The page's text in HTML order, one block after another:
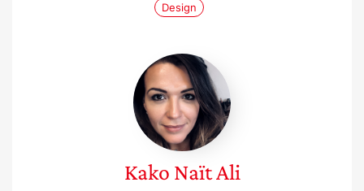
Design
Kako
Naït
Ali
Kako Naït Ali